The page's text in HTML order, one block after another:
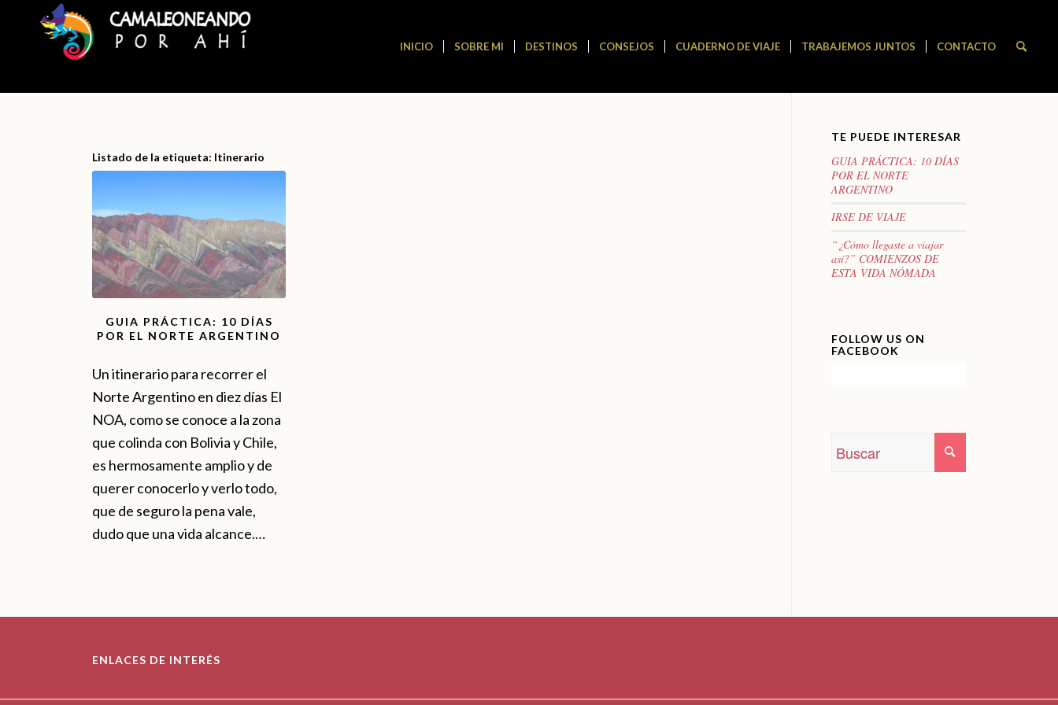
INICIO SOBRE MI DESTINOS CONSEJOS CUADERNO DE VIAJE TRABAJEMOS JUNTOS CONTACTO
Listado de la etiqueta: Itinerario
GUIA PRÁCTICA: 10 DÍAS
POR EL NORTE ARGENTINO
Un itinerario para recorrer el
Norte Argentino en diez días El
NOA, como se conoce a la zona
que colinda con Bolivia y Chile,
es hermosamente amplio y de
querer conocerlo y verlo todo,
que de seguro la pena vale,
dudo que una vida alcance.…
TE PUEDE INTERESAR
GUIA PRÁCTICA: 10 DÍAS
POR EL NORTE
ARGENTINO
IRSE DE VIAJE
“¿Cómo llegaste a viajar
así?” COMIENZOS DE
ESTA VIDA NÓMADA
FOLLOW US ON
FACEBOOK
ENLACES DE INTERÉS